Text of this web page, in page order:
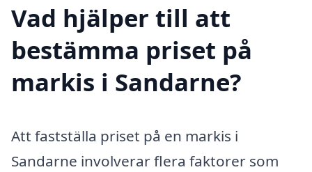
Vad hjälper till att
bestämma priset på
markis i Sandarne?
Att fastställa priset på en markis i
Sandarne involverar flera faktorer som